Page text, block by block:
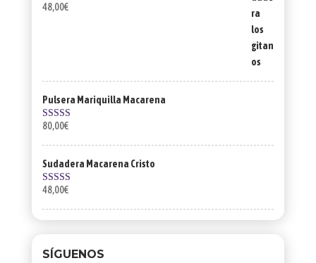
Valorado con
48,00€
Pulsera Mariquilla Macarena
Valorado con
80,00€
Sudadera Macarena Cristo
Valorado con
48,00€
SÍGUENOS